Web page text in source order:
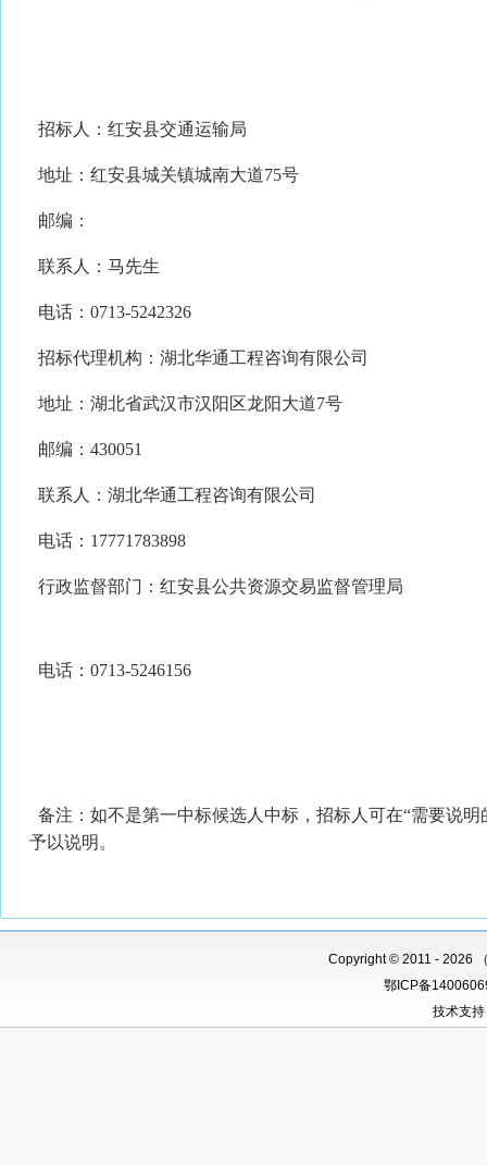
招标人：红安县交通运输局
地址：红安县城关镇城南大道75号
邮编：
联系人：马先生
电话：0713-5242326
招标代理机构：湖北华通工程咨询有限公司
地址：湖北省武汉市汉阳区龙阳大道7号
邮编：430051
联系人：湖北华通工程咨询有限公司
电话：17771783898
行政监督部门：红安县公共资源交易监督管理局
电话：0713-5246156
备注：如不是第一中标候选人中标，招标人可在“需要说明
予以说明。
Copyright© 2011 -2026
鄂ICP备
技术支